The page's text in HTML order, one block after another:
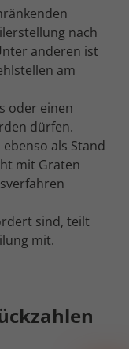
nach
anderen ist
am
oder einen
dürfen.
als Stand
mit Graten
sind, teilt
mit.